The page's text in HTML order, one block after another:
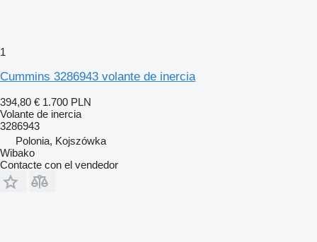
1
Cummins 3286943 volante de inercia
394,80 € 1.700 PLN
Volante de inercia
3286943
Polonia, Kojszówka
Wibako
Contacte con el vendedor